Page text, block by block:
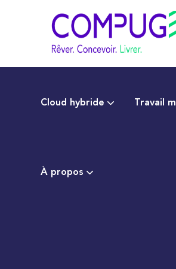
Cloud hybride Travail
À propos